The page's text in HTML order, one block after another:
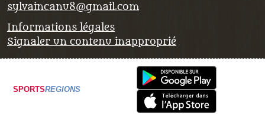
sylvaincanu8@gmail.com
Informations légales
Signaler un contenu inapproprié
SPORTSREGIONS